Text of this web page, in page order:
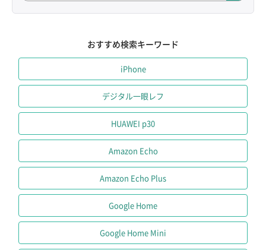
おすすめ検索キーワード
iPhone
デジタル一眼レフ
HUAWEI p30
Amazon Echo
Amazon Echo Plus
Google Home
Google Home Mini